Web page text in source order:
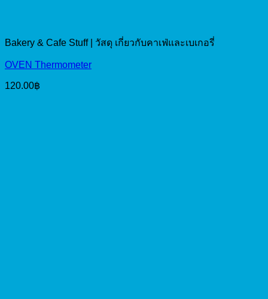
Bakery & Cafe Stuff | วัสดุ เกี่ยวกับคาเฟ่และเบเกอรี่
OVEN Thermometer
120.00฿